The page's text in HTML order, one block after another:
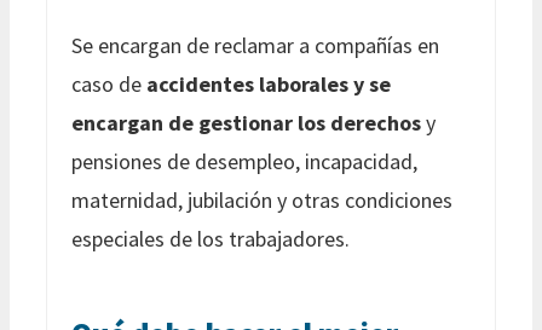
Se encargan de reclamar a compañías en
caso de accidentes laborales y se
encargan de gestionar los derechosy
pensiones de desempleo, incapacidad,
maternidad, jubilación y otras condiciones
especiales de los trabajadores.